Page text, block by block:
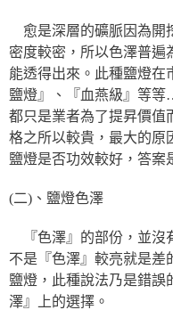
愈是深層的礦脈因為開
密度較密，所以色澤普遍
能透得出來。此種鹽燈在
鹽燈』、『血燕級』等
都只是業者為了提昇價值
格之所以較貴，最大的原
鹽燈是否功效較好，答案
(二)、鹽燈色澤
『色澤』的部份，並沒
不是『色澤』較亮就是差
鹽燈，此種說法乃是錯誤
澤』上的選擇。